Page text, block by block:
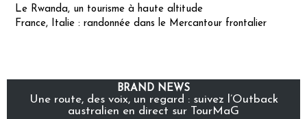
Le Rwanda, un tourisme à haute altitude
France, Italie : randonnée dans le Mercantour frontalier
BRAND NEWS
Une route, des voix, un regard : suivez l’Outback
australien en direct sur TourMaG